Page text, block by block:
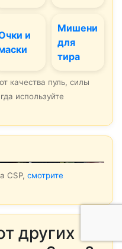
и
Мишени
для
тира
качества пуль, силы
используйте
CSP, смотрите
других